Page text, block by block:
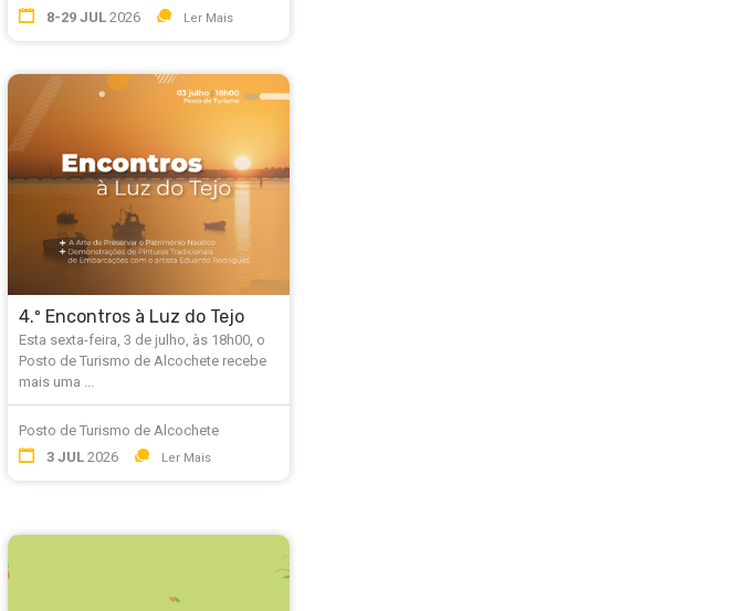
8-29 JUL2026 Ler Mais
4.º Encontros à Luz do Tejo
Esta sexta-feira, 3 de julho, às 18h00, o
Posto de Turismo de Alcochete recebe
mais uma ...
Posto de Turismo de Alcochete
3 JUL2026 Ler Mais